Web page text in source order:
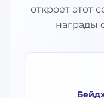
откроет этот
награды